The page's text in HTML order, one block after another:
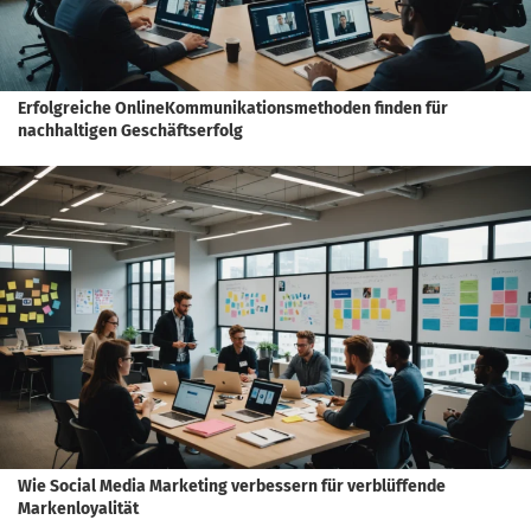
Erfolgreiche OnlineKommunikationsmethoden finden für
nachhaltigen Geschäftserfolg
Wie Social Media Marketing verbessern für verblüffende
Markenloyalität